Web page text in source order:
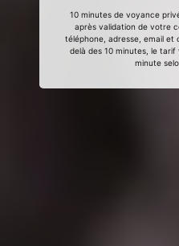
10 minutes de voyance
après validation de votre
téléphone, adresse, email
delà des 10 minutes, le
minute